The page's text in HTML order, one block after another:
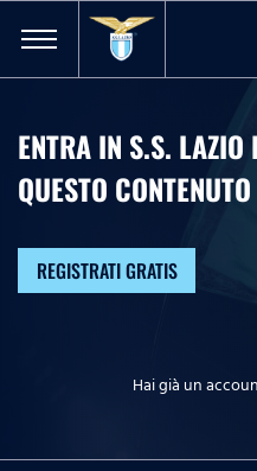
ENTRA IN S.S. LAZIO
QUESTO CONTENUTO
REGISTRATI GRATIS
Hai già un